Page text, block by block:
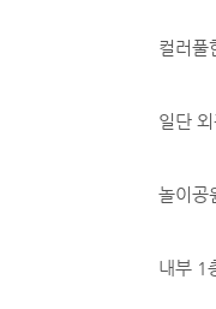
컬러풀
일단
놀이공
내부 1